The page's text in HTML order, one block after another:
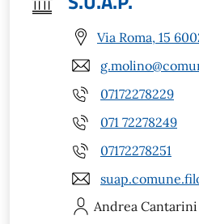
Via Roma, 15
07172278229
071 72278249
07172278251
Andrea Cantarini